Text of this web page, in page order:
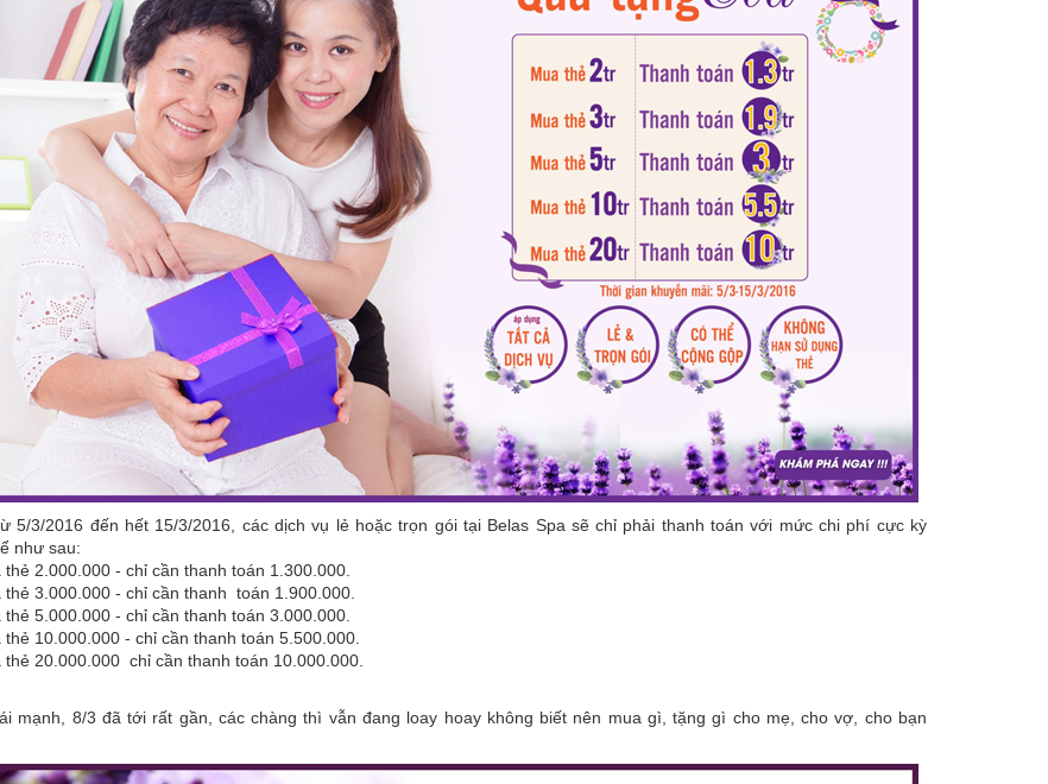
5/3/2016 đến hết 15/3/2016, các dịch vụ lẻ hoặc trọn gói tại Belas Spa sẽ chỉ phải thanh toán với mức chi phí cực kỳ
như sau:
thẻ 2.000.000 - chỉ cần thanh toán 1.300.000.
thẻ 3.000.000 - chỉ cần thanh toán 1.900.000.
thẻ 5.000.000 - chỉ cần thanh toán 3.000.000.
thẻ 10.000.000 - chỉ cần thanh toán 5.500.000.
thẻ 20.000.000 chỉ cần thanh toán 10.000.000.
mạnh, 8/3 đã tới rất gần, các chàng thì vẫn đang loay hoay không biết nên mua gì, tặng gì cho mẹ, cho vợ, cho bạn